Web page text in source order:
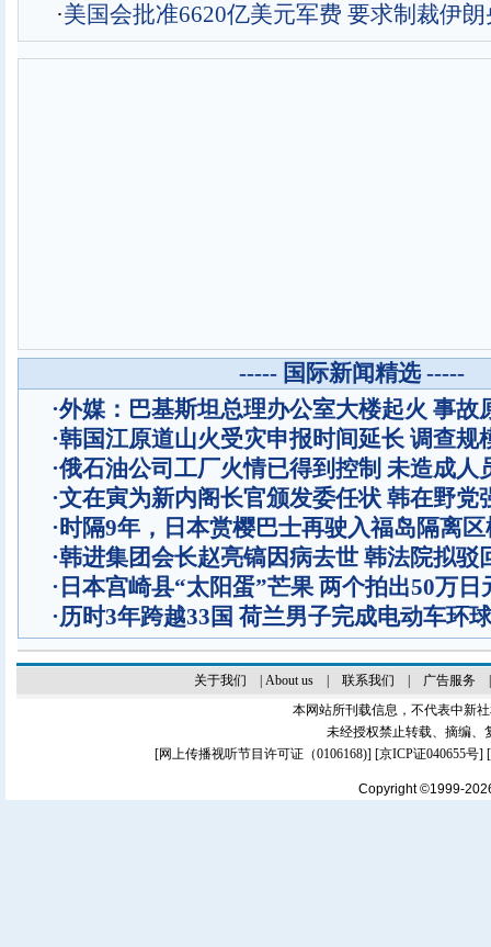
·美国会批准6620亿美元军费 要求制裁伊
----- 国际新闻精选 -----
·外媒：巴基斯坦总理办公室大楼起火 事故
·韩国江原道山火受灾申报时间延长 调查规
·俄石油公司工厂火情已得到控制 未造成人
·文在寅为新内阁长官颁发委任状 韩在野党
·时隔9年，日本赏樱巴士再驶入福岛隔离
·韩进集团会长赵亮镐因病去世 韩法院拟驳
· 日本宫崎县“太阳蛋”芒果 两个拍出50万日
·历时3年跨越33国 荷兰男子完成电动车环
关于我们 About us| 联系我们 广告服务
本网站所刊载信息，不代表中新
未经授权禁止转载、摘编、
[网上传播视听节目许可证（0106168)] [京ICP证040655号]
Copyright ©1999-